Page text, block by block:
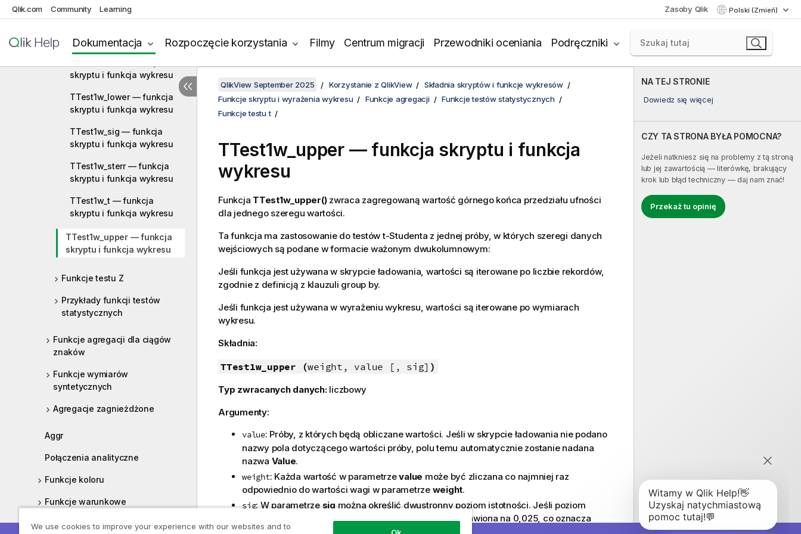
Qlik.com Community Learning Zasoby Qlik Polski (Zmień)
Dokumentacja Rozpoczęcie korzystania Filmy Centrum migracji Przewodniki oceniania Podręczniki
skryptu i funkcja wykresu
skryptu i funkcja wykresu
skryptu i funkcja wykresu
TTest1w_lower — funkcja
skryptu i funkcja wykresu
TTest1w_sig — funkcja
skryptu i funkcja wykresu
TTest1w_sterr — funkcja
skryptu i funkcja wykresu
TTest1w_t — funkcja
skryptu i funkcja wykresu
TTest1w_upper — funkcja
skryptu i funkcja wykresu
Funkcje testu Z
Przykłady funkcji testów
statystycznych
Funkcje agregacji dla ciągów
znaków
Funkcje wymiarów
syntetycznych
Agregacje zagnieżdżone
Aggr
Połączenia analityczne
Funkcje koloru
Funkcje warunkowe
Funkcje licznikowe
NA TEJ STRONIE
Dowiedz się więcej
CZY TA STRONA BYŁA POMOCNA?
Jeżeli natkniesz się na problemy z tą stroną
lub jej zawartością — literówkę, brakujący
krok lub błąd techniczny — daj nam znać!
Przekaż tu opinię
QlikView September 2025 Korzystanie z QlikView
Składnia skryptów i funkcje wykresów
Funkcje skryptu i wyrażenia wykresu
Funkcje agregacji
Funkcje testów statystycznych
Funkcje testu t
TTest1w_upper— funkcja skryptu i funkcja
wykresu
Funkcja TTest1w_upper()zwraca zagregowaną wartość górnego końca przedziału ufności
dla jednego szeregu wartości.
Ta funkcja ma zastosowanie do testów t-Studenta z jednej próby, w których szeregi danych
wejściowych są podane w formacie ważonym dwukolumnowym:
Jeśli funkcja jest używana w skrypcie ładowania, wartości są iterowane po liczbie rekordów,
zgodnie z definicją z klauzuli group by.
Jeśli funkcja jest używana w wyrażeniu wykresu, wartości są iterowane po wymiarach
wykresu.
Składnia:
TTest1w_upper (weight, value [, sig] )
Typ zwracanych danych: liczbowy
Argumenty:
value: Próby, z których będą obliczane wartości. Jeśli w skrypcie ładowania nie podano
nazwy pola dotyczącego wartości próby, polu temu automatycznie zostanie nadana
nazwa Value.
weight: Każda wartość w parametrzevalue może być zliczana co najmniej raz
odpowiednio do wartości wagi w parametrze weight.
sig: W parametrzesigmożna określić dwustronny poziom istotności. Jeśli poziom
zostanie pominięty, wówczas wartośćsigzostanie ustawiona na 0,025, co oznacza
95% przedział ufności.
We use cookies to improve your experience with our websites and to